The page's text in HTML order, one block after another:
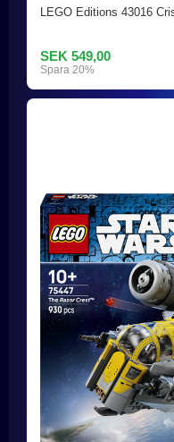
LEGO Editions 43016
SEK 549,00
Spara 20%